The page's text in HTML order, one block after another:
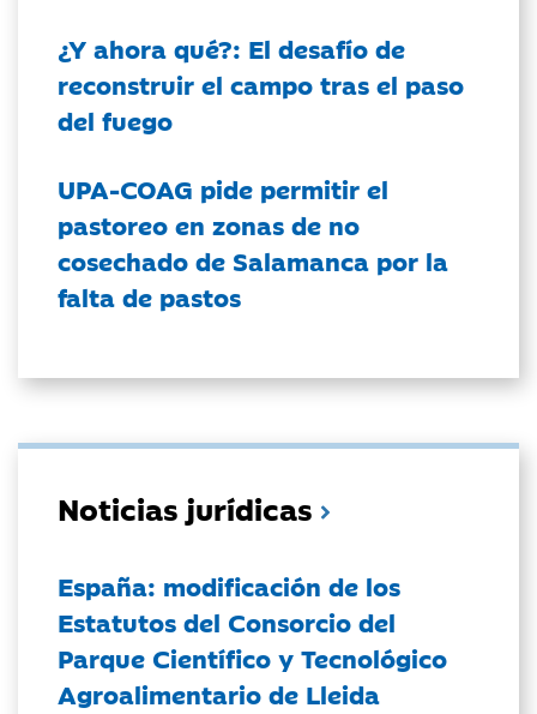
¿Y ahora qué?: El desafío de
reconstruir el campo tras el paso
del fuego
UPA-COAG pide permitir el
pastoreo en zonas de no
cosechado de Salamanca por la
falta de pastos
Noticias jurídicas
España: modificación de los
Estatutos del Consorcio del
Parque Científico y Tecnológico
Agroalimentario de Lleida